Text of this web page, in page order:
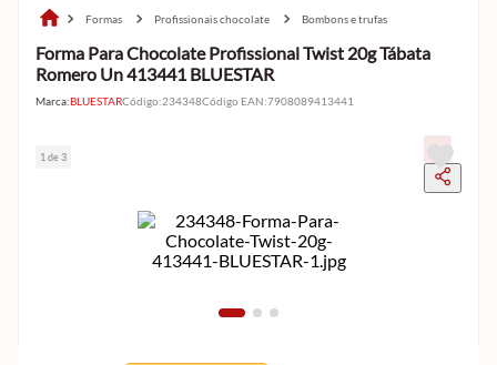
formas profissionais chocolate bombons e trufas
Forma Para Chocolate Profissional Twist 20g Tábata
Romero Un 413441 BLUESTAR
Marca:BLUESTARCódigo:234348Código EAN:7908089413441
1 de 3